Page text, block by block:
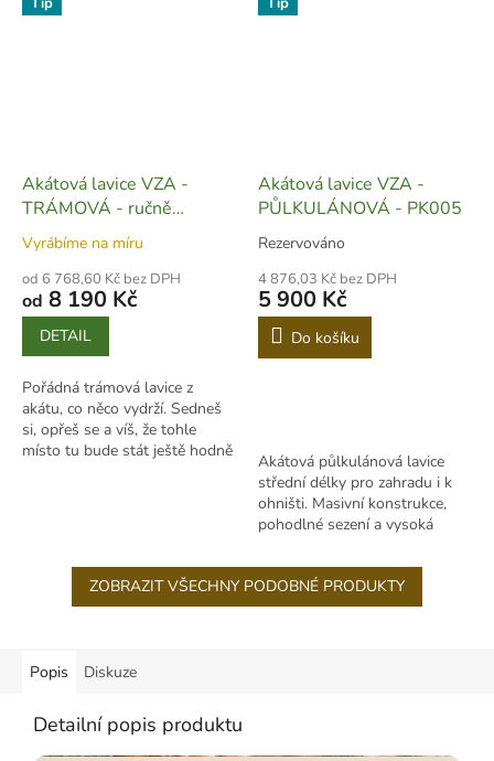
Akátová lavice VZA -
TRÁMOVÁ - ručně
vyrobená - L07
Vyrábíme na míru
od 6 768,60 Kč bez DPH
od 8 190 Kč
DETAIL
Pořádná trámová lavice z
akátu, co něco vydrží. Sedneš
si, opřeš se a víš, že tohle
místo tu bude stát ještě hodně
Akátová lavice VZA -
PŮLKULÁNOVÁ - PK005
Rezervováno
4 876,03 Kč bez DPH
5 900 Kč
Do košíku
Akátová půlkulánová lavice
střední délky pro zahradu i k
ohništi. Masivní konstrukce,
pohodlné sezení a vysoká
ZOBRAZIT VŠECHNY PODOBNÉ PRODUKTY
Popis Diskuze
Detailní popis produktu